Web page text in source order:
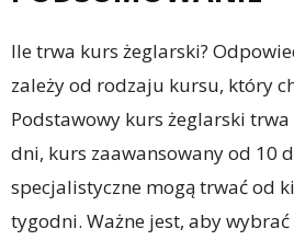
Ile trwa kurs żeglarski?
zależy od rodzaju kursu, który
Podstawowy kurs żeglarski
dni, kurs zaawansowany od 10
specjalistyczne mogą trwać od
tygodni. Ważne jest, aby